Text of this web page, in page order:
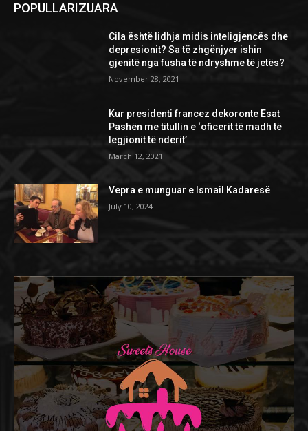
POPULLARIZUARA
Cila është lidhja midis inteligjencës dhe
depresionit? Sa të zhgënjyer ishin
gjenitë nga fusha të ndryshme të jetës?
November 28, 2021
Kur presidenti francez dekoronte Esat
Pashën me titullin e ‘oficerit të madh të
legjionit të nderit’
March 12, 2021
Vepra e munguar e Ismail Kadaresë
July 10, 2024